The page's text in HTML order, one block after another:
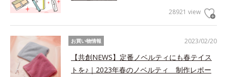
28921 view
2023/02/20
お買い物情報
【共創NEWS】定番ノベルティにも春テイス
トを♪｜2023年春のノベルティ 制作レポー